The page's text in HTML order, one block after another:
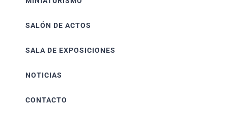
SALÓN DE ACTOS
SALA DE EXPOSICIONES
NOTICIAS
CONTACTO